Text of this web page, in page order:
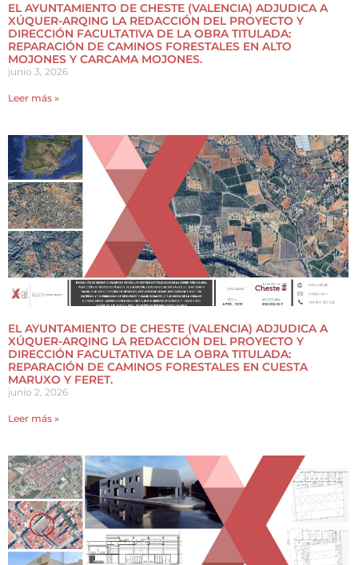
EL AYUNTAMIENTO DE CHESTE (VALENCIA) ADJUDICA A
XÚQUER-ARQING LA REDACCIÓN DEL PROYECTO Y
DIRECCIÓN FACULTATIVA DE LA OBRA TITULADA:
REPARACIÓN DE CAMINOS FORESTALES EN ALTO
MOJONES Y CARCAMA MOJONES.
junio 3, 2026
Leer más »
EL AYUNTAMIENTO DE CHESTE (VALENCIA) ADJUDICA A
XÚQUER-ARQING LA REDACCIÓN DEL PROYECTO Y
DIRECCIÓN FACULTATIVA DE LA OBRA TITULADA:
REPARACIÓN DE CAMINOS FORESTALES EN CUESTA
MARUXO Y FERET.
junio 2, 2026
Leer más »